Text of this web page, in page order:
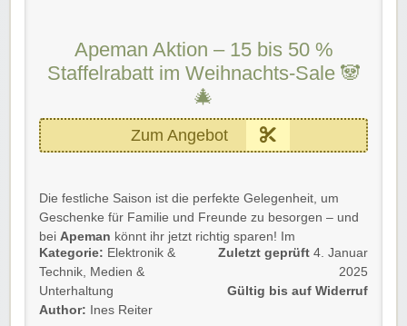
Apeman Aktion – 15 bis 50 %
Staffelrabatt im Weihnachts-Sale 🐼
🎄
Zum Angebot
Die festliche Saison ist die perfekte Gelegenheit, um
Geschenke für Familie und Freunde zu besorgen – und
bei Apeman könnt ihr jetzt richtig sparen! Im
Weihnachtsausverkauf
gibt esbis zu 50 % Rabattauf
viele tolle Produkte. Schenkt Freude und spart dabei
ordentlich!
Kategorie: Elektronik &
Technik
Medien &
Unterhaltung
Author: Ines Reiter
Zuletzt geprüft 4. Januar
2025
Gültig bis auf Widerruf